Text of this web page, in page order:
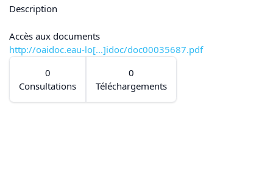
Description
Accès aux documents
http://oaidoc.eau-lo[...]idoc/doc00035687.pdf
0
Consultations
0
Téléchargements